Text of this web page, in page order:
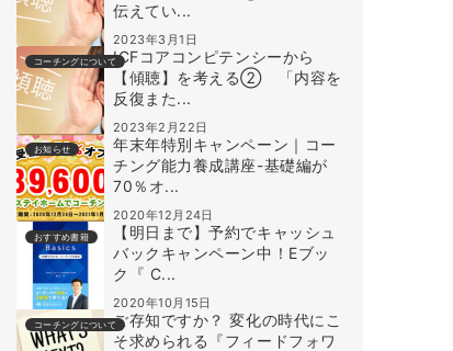
伝えてい...
2023年3月1日
コーチングについてICFコアコンピテンシーから
【傾聴】を考える② 「内容を
反復また...
2023年2月22日
お知らせ
年末年特別キャンペーン｜コー
チング能力養成講座-基礎編が
70％オ...
2020年12月24日
おすすめ書籍
【明日まで】予約でキャッシュ
バックキャンペーン中！Eブッ
ク『 C...
2020年10月15日
コーチングについてご存知ですか？ 変化の時代にこ
そ求められる『フィードフォワ